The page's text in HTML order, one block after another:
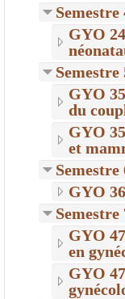
Semestre
GYO
Semestre
GYO
du
GYO
et
Semestre
GYO
Semestre
GYO
en
GYO